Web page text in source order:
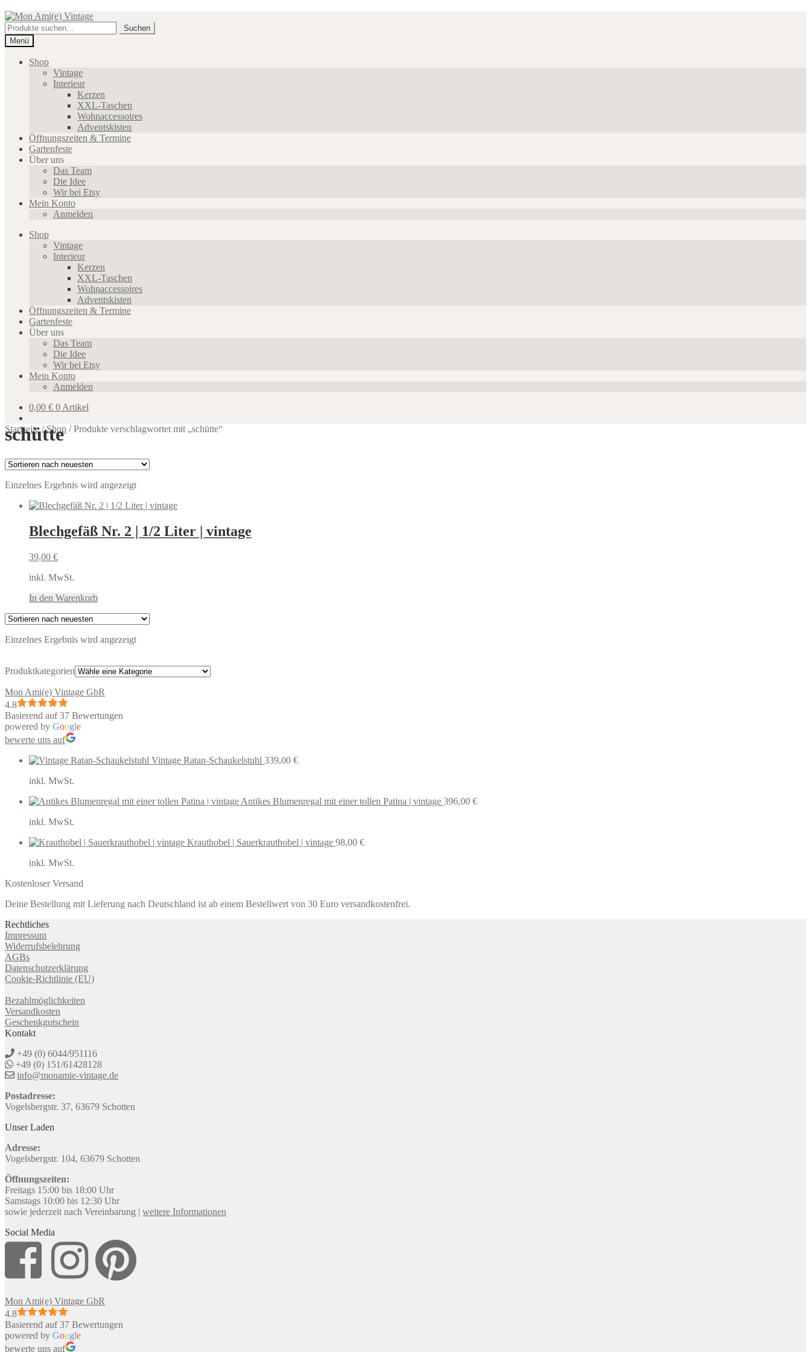
Zur
Navigation
springen
Zum
Inhalt
springen
Suche
nach:
Suchen
Menü
Shop
Vintage
Interieur
Kerzen
XXL-Taschen
Wohnaccessoires
Adventskisten
Öffnungszeiten & Termine
Gartenfeste
Über uns
Das Team
Die Idee
Wir bei Etsy
Mein Konto
Anmelden
Shop
Vintage
Interieur
Kerzen
XXL-Taschen
Wohnaccessoires
Adventskisten
Öffnungszeiten & Termine
Gartenfeste
Über uns
Das Team
Die Idee
Wir bei Etsy
Mein Konto
Anmelden
0,00 € 0 Artikel
Startseite/Shop /Produkte verschlagwortet mit „schütte“
schütte
Einzelnes Ergebnis wird angezeigt
Blechgefäß Nr. 2 | 1/2 Liter | vintage
39,00 €
inkl. MwSt.
In den Warenkorb
Einzelnes Ergebnis wird angezeigt
Produktkategorien
Mon Ami(e) Vintage GbR
4.8
Basierend auf 37 Bewertungen
powered by Google
bewerte uns auf
Vintage Ratan-Schaukelstuhl 339,00 €
inkl. MwSt.
Antikes Blumenregal mit einer tollen Patina | vintage 396,00 €
inkl. MwSt.
Krauthobel | Sauerkrauthobel | vintage 98,00 €
inkl. MwSt.
Kostenloser Versand
Deine Bestellung mit Lieferung nach Deutschland ist ab einem Bestellwert von 30 Euro versandkostenfrei.
Rechtliches
Impressum
Widerrufsbelehrung
AGBs
Datenschutzerklärung
Cookie-Richtlinie (EU)
Bezahlmöglichkeiten
Versandkosten
Geschenkgutschein
Kontakt
+49 (0) 6044/951116
+49 (0) 151/61428128
info@monamie-vintage.de
Postadresse:
Vogelsbergstr. 37, 63679 Schotten
Unser Laden
Adresse:
Vogelsbergstr. 104, 63679 Schotten
Öffnungszeiten:
Freitags 15:00 bis 18:00 Uhr
Samstags 10:00 bis 12:30 Uhr
sowie jederzeit nach Vereinbarung | weitere Informationen
Social Media
Mon Ami(e) Vintage GbR
4.8
Basierend auf 37 Bewertungen
powered by Google
bewerte uns auf